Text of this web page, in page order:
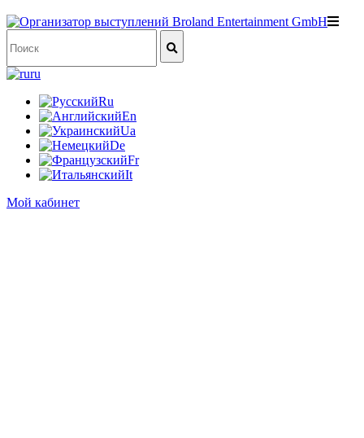
ru
Ru
En
Ua
De
Fr
It
Мой кабинет